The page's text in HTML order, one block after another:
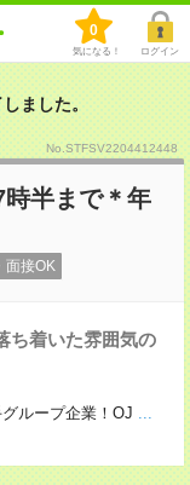
0
気になる！ ログイン
ました。
No.STFSV2204412448
半まで＊年
面接OK
ち着いた雰囲気の
ループ企業！OJ ...